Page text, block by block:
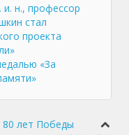
н., профессор
стал
проекта
«За
80 лет Победы